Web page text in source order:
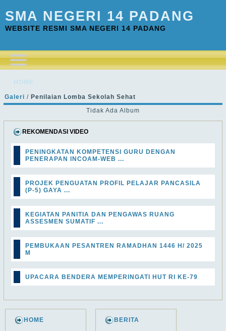
SMA NEGERI 14 PADANG
WEBSITE RESMI SMA NEGERI 14 PADANG
HOME
Galeri / Penilaian Lomba Sekolah Sehat
Tidak Ada Album
REKOMENDASI VIDEO
PENINGKATAN KOMPETENSI GURU DENGAN
PENERAPAN INCOAM-WEB ...
PROJEK PENGUATAN PROFIL PELAJAR PANCASILA
(P-5) GAYA ...
KEGIATAN PANITIA DAN PENGAWAS RUANG
ASSESMEN SUMATIF ...
PEMBUKAAN PESANTREN RAMADHAN 1446 H/ 2025
M
UPACARA BENDERA MEMPERINGATI HUT RI KE-79
HOME BERITA